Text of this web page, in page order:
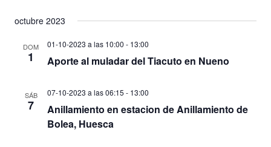
octubre 2023
DOM
1
01-10-2023 a las 10:00 - 13:00
Aporte al muladar del Tiacuto en Nueno
SÁB
7
07-10-2023 a las 06:15 - 13:00
Anillamiento en estacion de Anillamiento de
Bolea, Huesca